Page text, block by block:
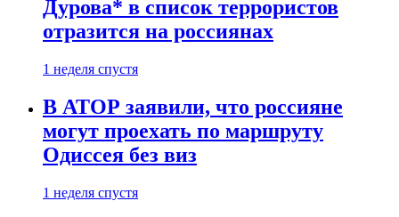
Дурова* в список террористов
отразится на россиянах
1 неделя спустя
В АТОР заявили, что россияне
могут проехать по маршруту
Одиссея без виз
1 неделя спустя